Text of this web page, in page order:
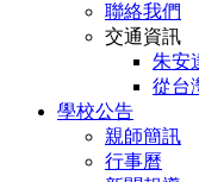
聯絡我們
交通資訊
朱安
從台
學校公告
親師簡訊
行事曆